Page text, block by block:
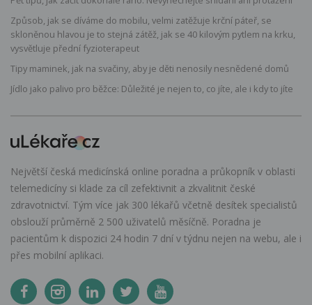
Způsob, jak se díváme do mobilu, velmi zatěžuje krční páteř, se
skloněnou hlavou je to stejná zátěž, jak se 40 kilovým pytlem na krku,
vysvětluje přední fyzioterapeut
Tipy maminek, jak na svačiny, aby je děti nenosily nesnědené domů
Jídlo jako palivo pro běžce: Důležité je nejen to, co jíte, ale i kdy to jíte
Největší česká medicínská online poradna a průkopník v oblasti
telemedicíny si klade za cíl zefektivnit a zkvalitnit české
zdravotnictví. Tým více jak 300 lékařů včetně desítek specialistů
obslouží průměrně 2 500 uživatelů měsíčně. Poradna je
pacientům k dispozici 24 hodin 7 dní v týdnu nejen na webu, ale i
přes mobilní aplikaci.